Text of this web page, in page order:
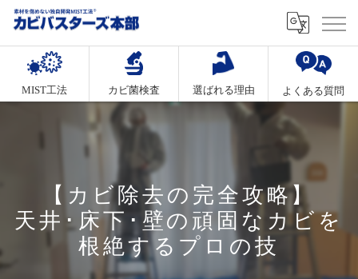
MIST工法 カビ菌検査 選ばれる理由 よくある質問
【カビ除去の完全攻略】
天井･床下･壁の頑固なカビを
根絶するプロの技